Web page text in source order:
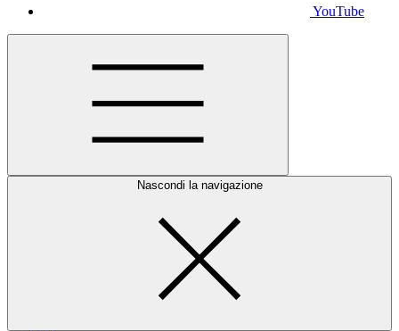
YouTube
Nascondi la navigazione